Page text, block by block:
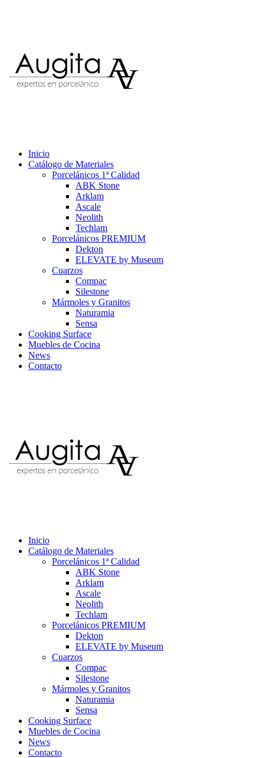
Inicio
Catálogo de Materiales
Porcelánicos 1ª Calidad
ABK Stone
Arklam
Ascale
Neolith
Techlam
Porcelánicos PREMIUM
Dekton
ELEVATE by Museum
Cuarzos
Compac
Silestone
Mármoles y Granitos
Naturamia
Sensa
Cooking Surface
Muebles de Cocina
News
Contacto
Inicio
Catálogo de Materiales
Porcelánicos 1ª Calidad
ABK Stone
Arklam
Ascale
Neolith
Techlam
Porcelánicos PREMIUM
Dekton
ELEVATE by Museum
Cuarzos
Compac
Silestone
Mármoles y Granitos
Naturamia
Sensa
Cooking Surface
Muebles de Cocina
News
Contacto